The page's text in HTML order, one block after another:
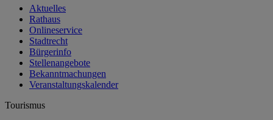
Aktuelles
Rathaus
Onlineservice
Stadtrecht
Bürgerinfo
Stellenangebote
Bekanntmachungen
Veranstaltungskalender
Tourismus